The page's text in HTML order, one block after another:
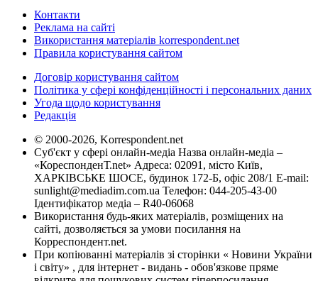
Контакти
Реклама на сайті
Використання матеріалів korrespondent.net
Правила користування сайтом
Договір користування сайтом
Політика у сфері конфіденційності і персональних даних
Угода щодо користування
Редакція
© 2000-2026, Korrespondent.net
Суб'єкт у сфері онлайн-медіа Назва онлайн-медіа –
«КореспонденТ.net» Адреса: 02091, місто Київ,
ХАРКІВСЬКЕ ШОСЕ, будинок 172-Б, офіс 208/1 E-mail:
sunlight@mediadim.com.ua Телефон: 044-205-43-00
Ідентифікатор медіа – R40-06068
Використання будь-яких матеріалів, розміщених на
сайті, дозволяється за умови посилання на
Корреспондент.net.
При копіюванні матеріалів зі сторінки « Новини України
і світу» , для інтернет - видань - обов'язкове пряме